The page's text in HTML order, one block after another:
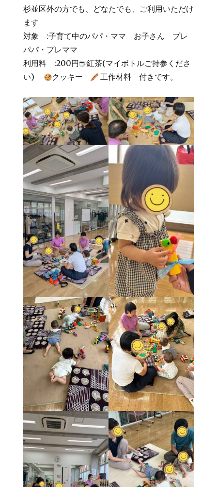
杉並区外の方でも、どなたでも、ご利用いただけ
ます
対象 :子育て中のパパ・ママ お子さん プレ
パパ・プレママ
利用料 :200円
紅茶(マイボトルご持参くださ
い)
クッキー 工作材料 付きです。